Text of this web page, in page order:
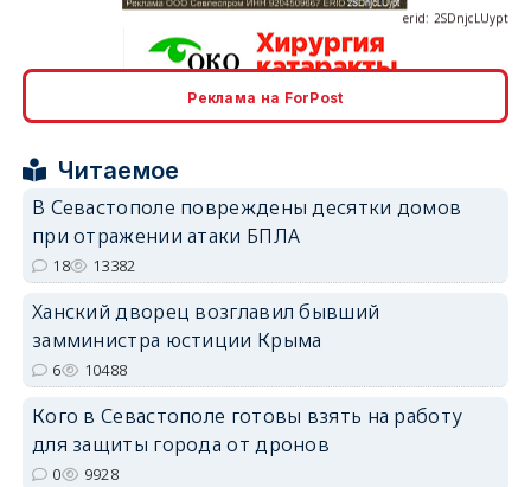
erid: 2SDnjdPjgYS
Реклама на ForPost
Читаемое
В Севастополе повреждены десятки домов
при отражении атаки БПЛА
18 13382
Ханский дворец возглавил бывший
замминистра юстиции Крыма
6 10488
Кого в Севастополе готовы взять на работу
для защиты города от дронов
0 9928